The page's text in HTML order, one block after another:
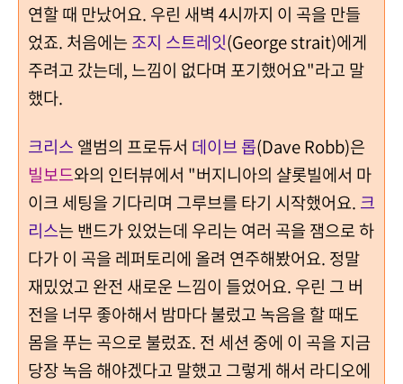
연할 때 만났어요. 우린 새벽 4시까지 이 곡을 만들
었죠. 처음에는 조지 스트레잇(George strait)에게
주려고 갔는데, 느낌이 없다며 포기했어요"라고 말
했다.
크리스앨범의 프로듀서 데이브 롭(Dave Robb)은
빌보드와의 인터뷰에서 "버지니아의 샬롯빌에서 마
이크 세팅을 기다리며 그루브를 타기 시작했어요. 크
리스는 밴드가 있었는데 우리는 여러 곡을 잼으로 하
다가 이 곡을 레퍼토리에 올려 연주해봤어요. 정말
재밌었고 완전 새로운 느낌이 들었어요. 우린 그 버
전을 너무 좋아해서 밤마다 불렀고 녹음을 할 때도
몸을 푸는 곡으로 불렀죠. 전 세션 중에 이 곡을 지금
당장 녹음 해야겠다고 말했고 그렇게 해서 라디오에